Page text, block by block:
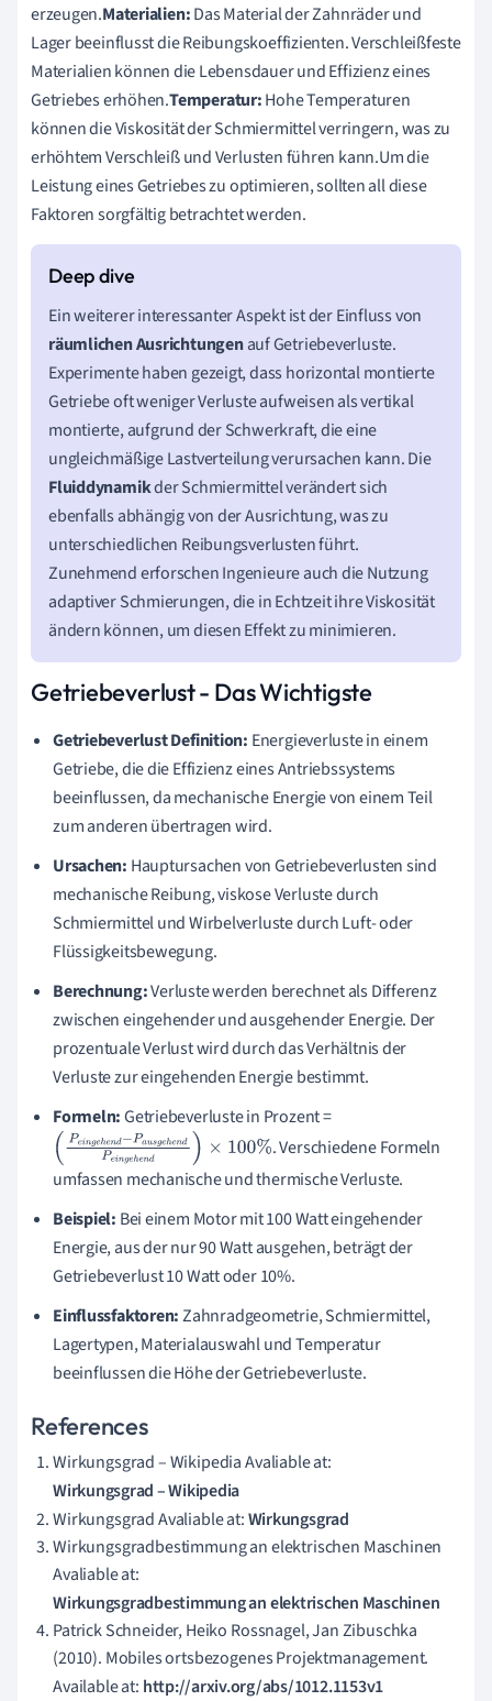
erzeugen.Materialien:Das Material der Zahnräder und
Lager beeinflusst die Reibungskoeffizienten. Verschleißfeste
Materialien können die Lebensdauer und Effizienz eines
Getriebes erhöhen.Temperatur:Hohe Temperaturen
können die Viskosität der Schmiermittel verringern, was zu
erhöhtem Verschleiß und Verlusten führen kann.Um die
Leistung eines Getriebes zu optimieren, sollten all diese
Faktoren sorgfältig betrachtet werden.
Ein weiterer interessanter Aspekt ist der Einfluss von
räumlichen Ausrichtungenauf Getriebeverluste.
Experimente haben gezeigt, dass horizontal montierte
Getriebe oft weniger Verluste aufweisen als vertikal
montierte, aufgrund der Schwerkraft, die eine
ungleichmäßige Lastverteilung verursachen kann. Die
Fluiddynamikder Schmiermittel verändert sich
ebenfalls abhängig von der Ausrichtung, was zu
unterschiedlichen Reibungsverlusten führt.
Zunehmend erforschen Ingenieure auch die Nutzung
adaptiver Schmierungen, die in Echtzeit ihre Viskosität
ändern können, um diesen Effekt zu minimieren.
Getriebeverlust - Das Wichtigste
Getriebeverlust Definition: Energieverluste in einem
Getriebe, die die Effizienz eines Antriebssystems
beeinflussen, da mechanische Energie von einem Teil
zum anderen übertragen wird.
Ursachen: Hauptursachen von Getriebeverlusten sind
mechanische Reibung, viskose Verluste durch
Schmiermittel und Wirbelverluste durch Luft- oder
Flüssigkeitsbewegung.
Berechnung:Verluste werden berechnet als Differenz
zwischen eingehender und ausgehender Energie. Der
prozentuale Verlust wird durch das Verhältnis der
Verluste zur eingehenden Energie bestimmt.
Formeln:Getriebeverluste in Prozent =
(Peingehend−Pausg e he ndPei
ngehend) ×100%
. Verschiedene Formeln
umfassen mechanische und thermische Verluste.
Beispiel: Bei einem Motor mit 100 Watt eingehender
Energie, aus der nur 90 Watt ausgehen, beträgt der
Getriebeverlust 10 Watt oder 10%.
Einflussfaktoren:Zahnradgeometrie, Schmiermittel,
Lagertypen, Materialauswahl und Temperatur
beeinflussen die Höhe der Getriebeverluste.
References
Wirkungsgrad – Wikipedia Avaliable at:
Wirkungsgrad – Wikipedia
Wirkungsgrad Avaliable at:Wirkungsgrad
Wirkungsgradbestimmung an elektrischen Maschinen
Avaliable at:
Wirkungsgradbestimmung an elektrischen Maschinen
Patrick Schneider, Heiko Rossnagel, Jan Zibuschka
(2010). Mobiles ortsbezogenes Projektmanagement.
Available at: http://arxiv.org/abs/1012.1153v1